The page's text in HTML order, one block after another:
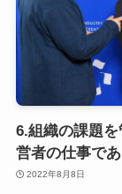
6.組織の課題
営者の仕事であ
2022年8月8日